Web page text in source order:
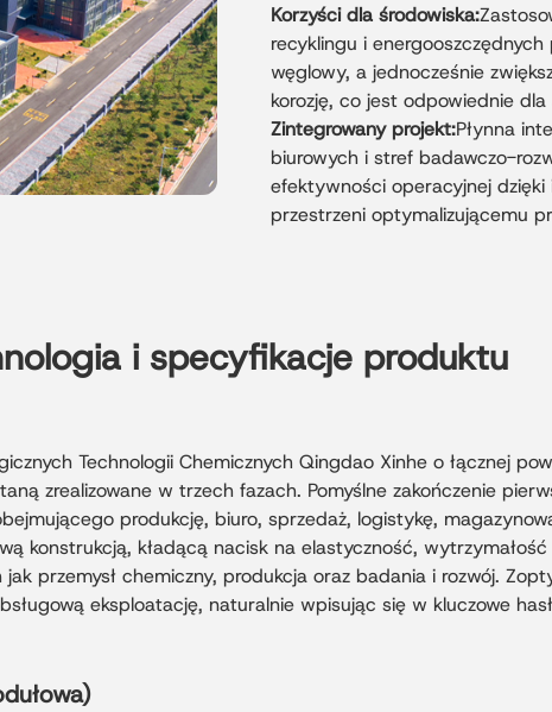
Korzyści dla środowiska:
recyklingu i
węglowy, a jednocześnie
korozję, co jest odpowiednie
Zintegrowany projekt:Płynna
biurowych i stref badawczo-
efektywności operacyjnej
przestrzeni optymalizującemu
i specyfikacje produktu
Technologii Chemicznych Qingdao Xinhe o łącznej
zrealizowane w trzech fazach. Pomyślne zakończenie
produkcję, biuro, sprzedaż, logistykę,
konstrukcją, kładącą nacisk na elastyczność, wytrzymałość
przemysł chemiczny, produkcja oraz badania i rozwój.
eksploatację, naturalnie wpisując się w kluczowe